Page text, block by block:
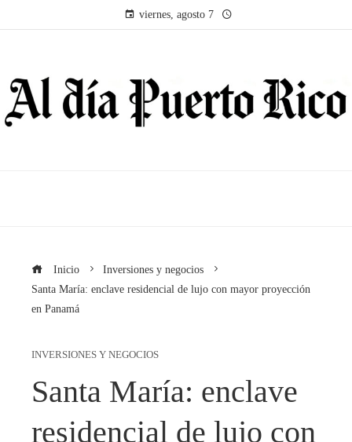
viernes, agosto 7
Inicio
Inversiones y negocios
Santa María: enclave residencial de lujo con mayor proyección
en Panamá
INVERSIONES Y NEGOCIOS
Santa María: enclave
residencial de lujo con